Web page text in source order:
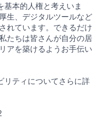
本的人権と考えいま
生、デジタルツールなど
れています。できるだけ
たちは皆さんが自分の居
アを築けるようお手伝い
リティについてさらに詳